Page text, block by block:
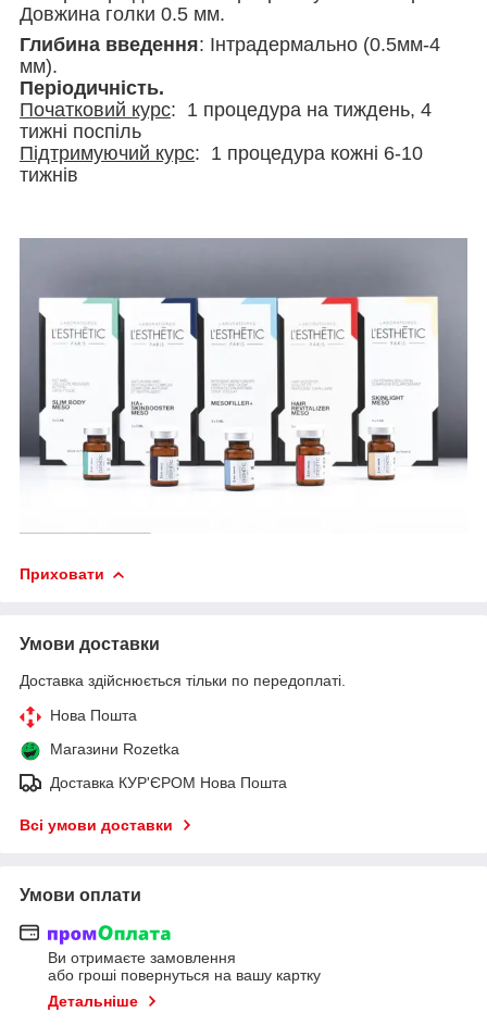
Довжина голки 0.5 мм.
Глибина введення: Інтрадермально (0.5мм-4
мм).
Періодичність.
Початковий курс: 1 процедура на тиждень, 4
тижні поспіль
Підтримуючий курс: 1 процедура кожні 6-10
тижнів
Приховати
Умови доставки
Доставка здійснюється тільки по передоплаті.
Нова Пошта
Магазини Rozetka
Доставка КУР'ЄРОМ Нова Пошта
Всі умови доставки
Умови оплати
Ви отримаєте замовлення
або гроші повернуться на вашу картку
Детальніше